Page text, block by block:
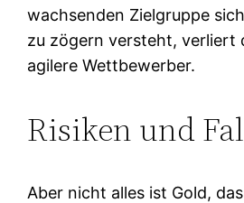
wachsenden Zielgruppe
zu zögern versteht, verliert
agilere Wettbewerber.
Risiken und
Aber nicht alles ist Gold,